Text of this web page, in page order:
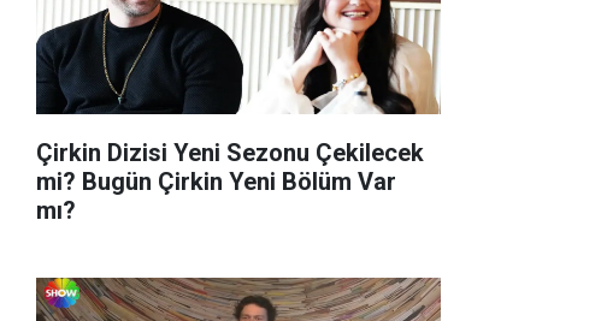
Çirkin Dizisi Yeni Sezonu Çekilecek
mi? Bugün Çirkin Yeni Bölüm Var
mı?